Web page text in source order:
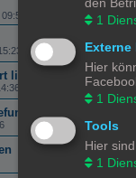
light?
den
1
Externe
Hier
1
Tools
Hier
1